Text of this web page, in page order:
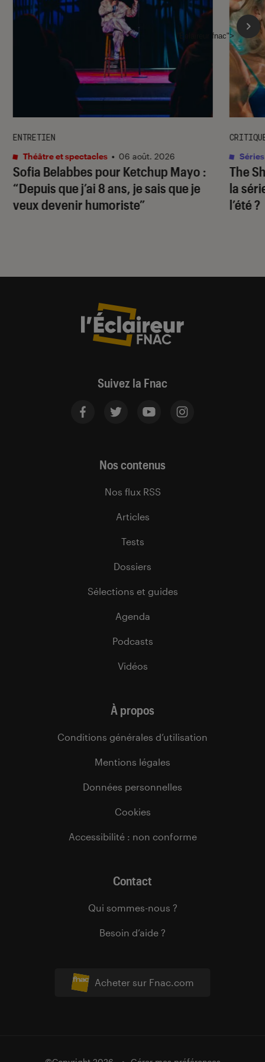
Sofia Belabbes pour Ketchup Mayo :
“Depuis que j’ai 8 ans, je sais que je
veux devenir humoriste”
ENTRETIEN
Théâtre et spectacles • 06 août. 2026
The
la
l’été ?
Séries
l'Éclaireur fnac">
Suivez la Fnac
Acheter sur Fnac.com
Nos contenus
Nos flux RSS
Articles
Tests
Dossiers
Sélections et guides
Agenda
Podcasts
Vidéos
À propos
Conditions générales d’utilisation
Mentions légales
Données personnelles
Cookies
Accessibilité : non conforme
Contact
Qui sommes-nous ?
Besoin d’aide ?